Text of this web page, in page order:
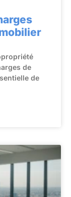
de
de